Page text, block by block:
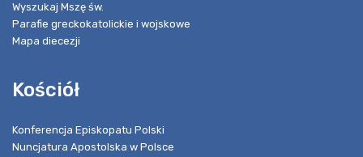
Wyszukaj Mszę św.
Parafie greckokatolickie i wojskowe
Mapa diecezji
Kościół
Konferencja Episkopatu Polski
Nuncjatura Apostolska w Polsce